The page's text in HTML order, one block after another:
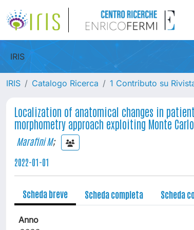
IRIS
IRIS Catalogo Ricerca 1 Contributo su
Localization of anatomical changes in
morphometry approach exploiting Monte
Marafini M;
2022-01-01
Scheda breve Scheda completa Scheda
Anno